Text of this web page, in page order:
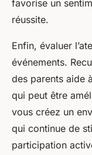
favorise un
réussite.
Enfin, évaluer
événements.
des parents aide
qui peut être
vous créez un
qui continue de
participation